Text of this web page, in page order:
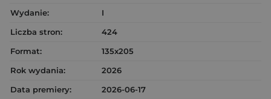
Wydanie:
I
Liczba stron:
424
Format:
135x205
Rok wydania:
2026
Data premiery:
2026-06-17